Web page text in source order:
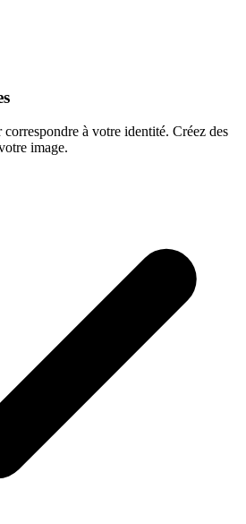
à votre identité. Créez des
image.